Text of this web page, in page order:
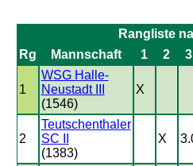
Rangliste
Rg
Mannschaft 1 2 3
1
WSG Halle-
Neustadt III
(1546)
X
2
Teutschenthaler
SC II
(1383)
X